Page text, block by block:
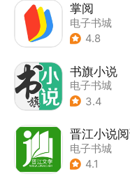
掌阅
电子书城
4.8
书旗小说
电子书城
3.4
晋江小说
电子书城
4.1